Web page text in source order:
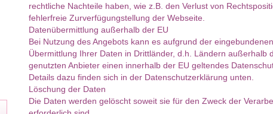
rechtliche Nachteile haben, wie z.B. den Verlust von
fehlerfreie Zurverfügungstellung der Webseite.
Datenübermittlung außerhalb der EU
Bei Nutzung des Angebots kann es aufgrund der
Übermittlung Ihrer Daten in Drittländer, d.h. Ländern außerhalb
genutzten Anbieter einen innerhalb der EU geltendes
Details dazu finden sich in der Datenschutzerklärung unten.
Löschung der Daten
Die Daten werden gelöscht soweit sie für den Zweck der